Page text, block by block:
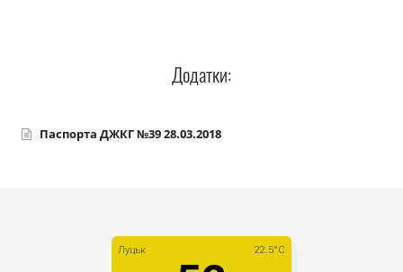
Документи
Додатки:
Паспорта ДЖКГ №39 28.03.2018